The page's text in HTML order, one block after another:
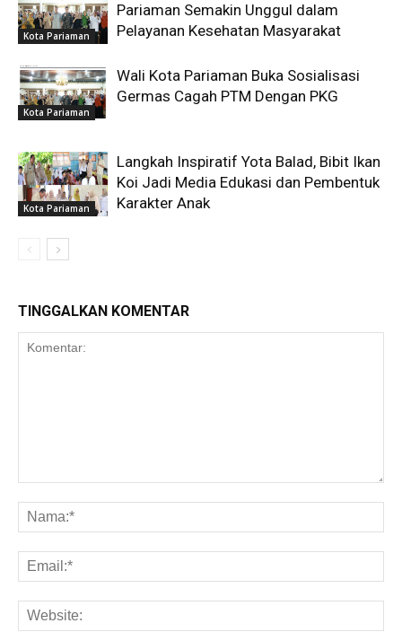
Kota Pariaman
Pariaman Semakin Unggul dalam
Pelayanan Kesehatan Masyarakat
Kota Pariaman
Wali Kota Pariaman Buka Sosialisasi
Germas Cagah PTM Dengan PKG
Kota Pariaman
Langkah Inspiratif Yota Balad, Bibit Ikan
Koi Jadi Media Edukasi dan Pembentuk
Karakter Anak
TINGGALKAN KOMENTAR